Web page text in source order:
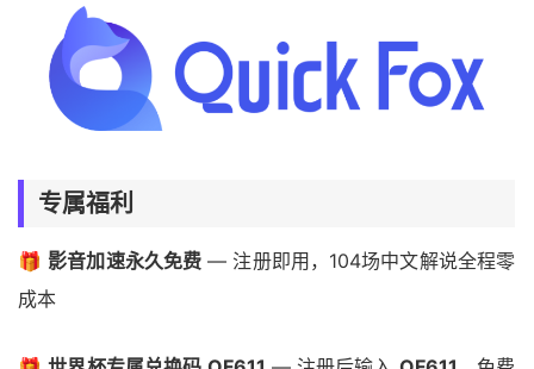
专属福利
🎁 影音加速永久免费 — 注册即用，104场中文解说全程零
成本